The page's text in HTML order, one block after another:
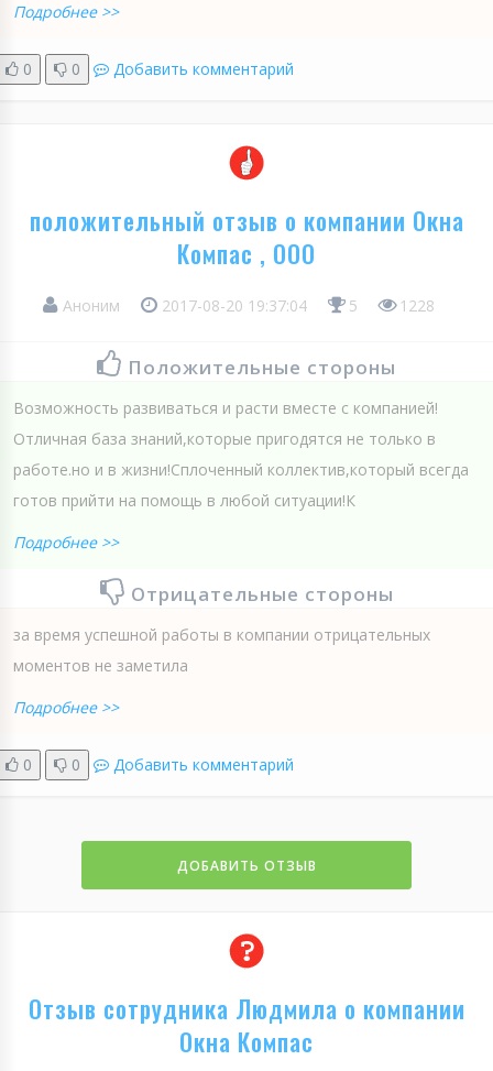
Подробнее >>
0 0 Добавить комментарий
положительный отзыв о компании Окна
Компас , ООО
Аноним 2017-08-20 19:37:04 5 1228
Положительные стороны
Возможность развиваться и расти вместе с компанией!
Отличная база знаний,которые пригодятся не только в
работе.но и в жизни!Сплоченный коллектив,который всегда
готов прийти на помощь в любой ситуации!К
Подробнее >>
Отрицательные стороны
за время успешной работы в компании отрицательных
моментов не заметила
Подробнее >>
0 0 Добавить комментарий
ДОБАВИТЬ ОТЗЫВ
Отзыв сотрудника Людмила о компании
Окна Компас